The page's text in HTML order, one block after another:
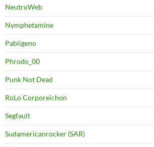
NeutroWeb
Nymphetamine
Pabligeno
Phrodo_00
Punk Not Dead
RoLo Corporeichon
Segfault
Sudamericanrocker (SAR)